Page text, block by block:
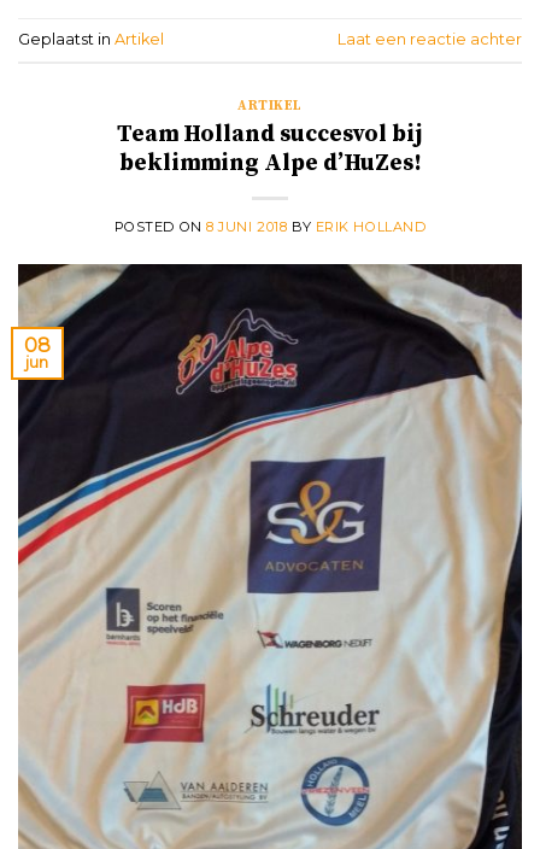
Geplaatst in Artikel Laat een reactie achter
ARTIKEL
Team Holland succesvol bij
beklimming Alpe d’HuZes!
POSTED ON8 JUNI 2018 BY ERIK HOLLAND
08
jun